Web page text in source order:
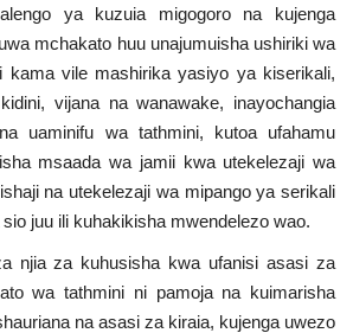
ya kuzuia migogoro na kujenga
mchakato huu unajumuisha ushiriki wa
kama vile mashirika yasiyo ya kiserikali,
vijana na wanawake, inayochangia
uaminifu wa tathmini, kutoa ufahamu
msaada wa jamii kwa utekelezaji wa
na utekelezaji wa mipango ya serikali
juu ili kuhakikisha mwendelezo wao.
njia za kuhusisha kwa ufanisi asasi za
wa tathmini ni pamoja na kuimarisha
na asasi za kiraia, kujenga uwezo